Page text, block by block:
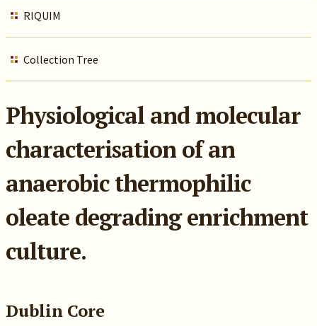
RIQUIM
Collection Tree
Physiological and molecular
characterisation of an
anaerobic thermophilic
oleate degrading enrichment
culture.
Dublin Core